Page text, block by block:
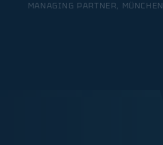
MANAGING PARTNER, MÜNCHEN